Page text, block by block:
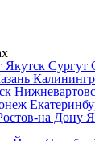
Якутск Сургут
на Дону